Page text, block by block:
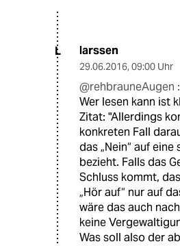
L larssen
29.06.2016, 09:00 Uhr
@rehbrauneAugen :
Wer lesen kann ist
Zitat: "Allerdings
konkreten Fall
das „Nein“ auf
bezieht. Falls das
Schluss kommt,
„Hör auf“ nur auf
wäre das auch
keine
Was soll also der